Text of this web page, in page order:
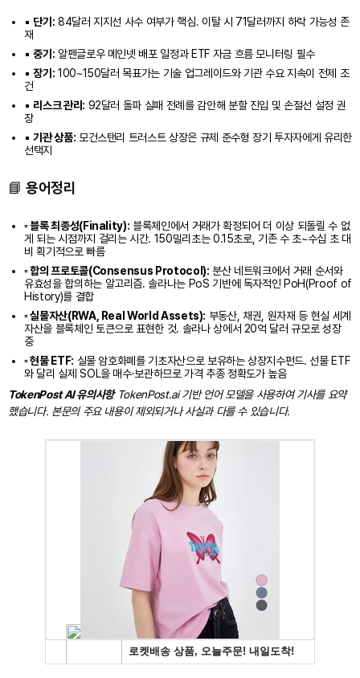
▪️ 단기: 84달러 지지선 사수 여부가 핵심. 이탈 시 71달러까지 하락 가능성 존
재
▪️중기: 알펜글로우 메인넷 배포 일정과 ETF 자금 흐름 모니터링 필수
▪️장기: 100~150달러 목표가는 기술 업그레이드와 기관 수요 지속이 전제 조
건
▪️ 리스크 관리: 92달러 돌파 실패 전례를 감안해 분할 진입 및 손절선 설정 권
장
▪️기관 상품: 모건스탠리 트러스트 상장은 규제 준수형 장기 투자자에게 유리한
선택지
📘용어정리
▫️ 블록 최종성(Finality): 블록체인에서 거래가 확정되어 더 이상 되돌릴 수 없
게 되는 시점까지 걸리는 시간. 150밀리초는 0.15초로, 기존 수 초~수십 초 대
비 획기적으로 빠름
▫️ 합의 프로토콜(Consensus Protocol): 분산 네트워크에서 거래 순서와
유효성을 합의하는 알고리즘. 솔라나는 PoS 기반에 독자적인 PoH(Proof of
History)를 결합
▫️ 실물자산(RWA, Real World Assets): 부동산, 채권, 원자재 등 현실 세계
자산을 블록체인 토큰으로 표현한 것. 솔라나 상에서 20억 달러 규모로 성장
중
▫️ 현물 ETF: 실물 암호화폐를 기초자산으로 보유하는 상장지수펀드. 선물 ETF
와 달리 실제 SOL을 매수·보관하므로 가격 추종 정확도가 높음
TokenPost AI 유의사항TokenPost.ai 기반 언어 모델을 사용하여 기사를 요약
했습니다. 본문의 주요 내용이 제외되거나 사실과 다를 수 있습니다.